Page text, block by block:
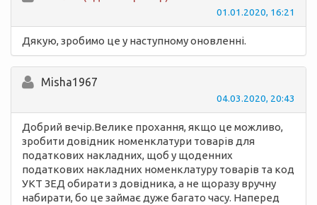
01.01.2020, 16:21
Дякую, зробимо це у наступному оновленні.
Misha1967
04.03.2020, 20:43
Добрий вечір.Велике прохання, якщо це можливо,
зробити довідник номенклатури товарів для
податкових накладних, щоб у щоденних
податкових накладних номенклатуру товарів та код
УКТ ЗЕД обирати з довідника, а не щоразу вручну
набирати, бо це займає дуже багато часу. Наперед